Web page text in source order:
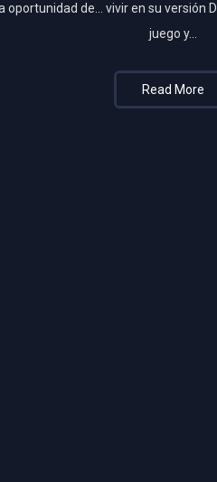
oportunidad de… vivir en su versión
juego y…
Read More